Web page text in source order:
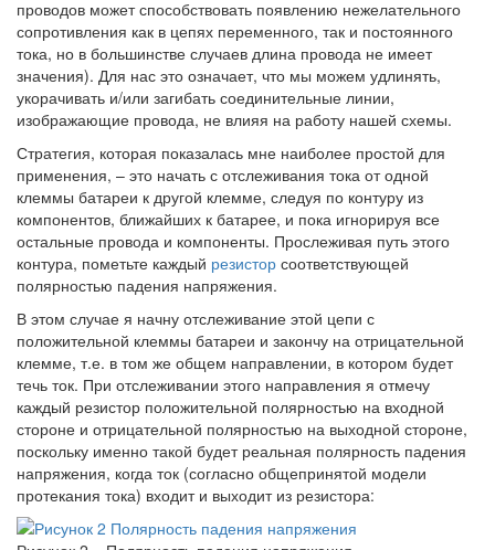
проводов может способствовать появлению нежелательного
сопротивления как в цепях переменного, так и постоянного
тока, но в большинстве случаев длина провода не имеет
значения). Для нас это означает, что мы можем удлинять,
укорачивать и/или загибать соединительные линии,
изображающие провода, не влияя на работу нашей схемы.
Стратегия, которая показалась мне наиболее простой для
применения, – это начать с отслеживания тока от одной
клеммы батареи к другой клемме, следуя по контуру из
компонентов, ближайших к батарее, и пока игнорируя все
остальные провода и компоненты. Прослеживая путь этого
контура, пометьте каждый резистор соответствующей
полярностью падения напряжения.
В этом случае я начну отслеживание этой цепи с
положительной клеммы батареи и закончу на отрицательной
клемме, т.е. в том же общем направлении, в котором будет
течь ток. При отслеживании этого направления я отмечу
каждый резистор положительной полярностью на входной
стороне и отрицательной полярностью на выходной стороне,
поскольку именно такой будет реальная полярность падения
напряжения, когда ток (согласно общепринятой модели
протекания тока) входит и выходит из резистора: